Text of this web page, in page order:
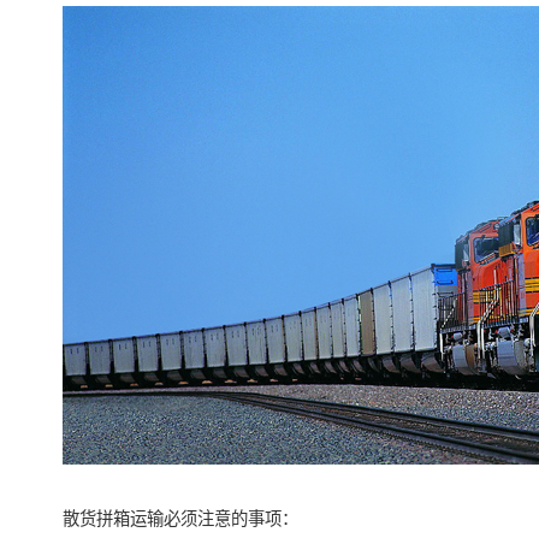
散货拼箱运输必须注意的事项：